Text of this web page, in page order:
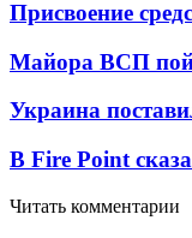
Присвоение
Майора ВСП
Украина
В Fire Point
Читать комментарии